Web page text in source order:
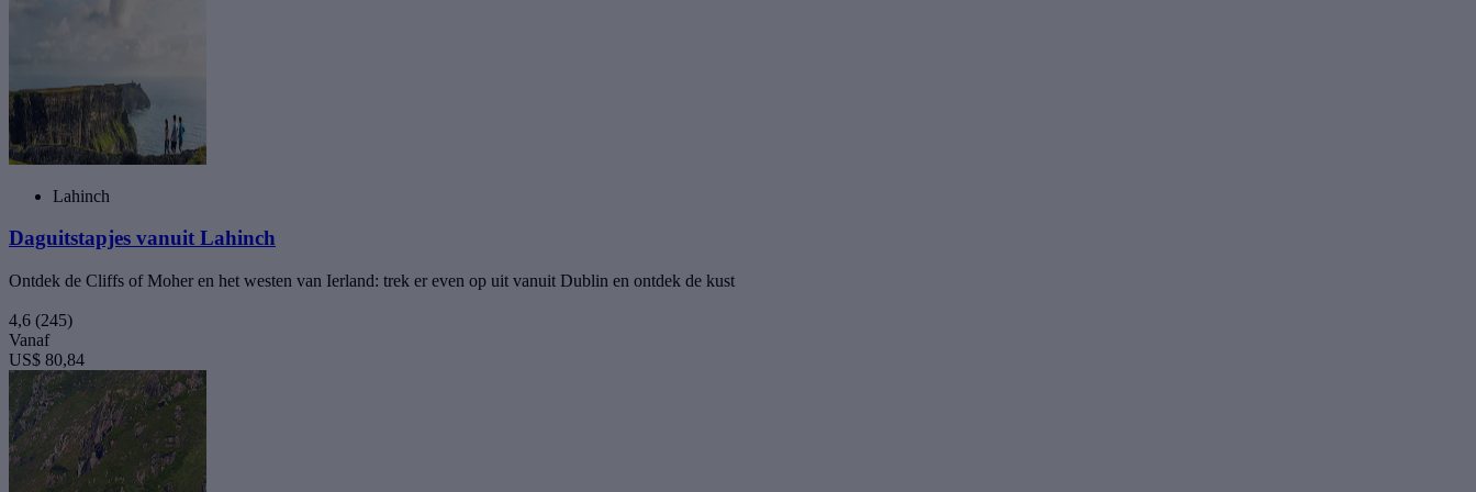
Lahinch
Daguitstapjes vanuit Lahinch
Ontdek de Cliffs of Moher en het westen van Ierland: trek er even op uit vanuit Dublin en ontdek de kust
4,6 (245)
Vanaf
US$ 80,84